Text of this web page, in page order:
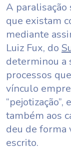
A paralisação
que existam
mediante
Luiz Fux, do
determinou a
processos
vínculo
também aos
deu de forma
escrito.